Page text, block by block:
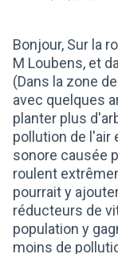
Bonjour, Sur la
M Loubens, et
(Dans la zone
avec quelques
planter plus
pollution de l'air
sonore causée
roulent
pourrait y
réducteurs de
population y
moins de